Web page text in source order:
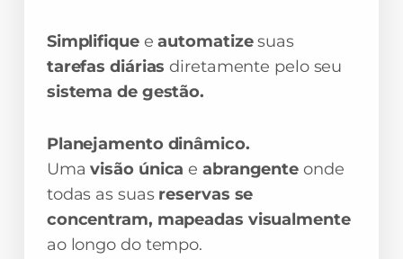
Simplifique e automatizesuas
tarefas diáriasdiretamente pelo seu
sistema de gestão.
Planejamento dinâmico.
Uma visão única e abrangente onde
todas as suasreservas se
concentram, mapeadas visualmente
ao longo do tempo.